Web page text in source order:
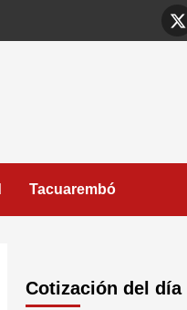
X
Tacuarembó
Cotización del día